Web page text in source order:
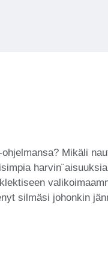
Mikäli
silmäsi johonkin